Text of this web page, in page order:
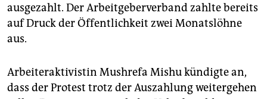
ausgezahlt. Der Arbeitgeberverband zahlte bereits
auf Druck der Öffentlichkeit zwei Monatslöhne
aus.
Arbeiteraktivistin Mushrefa Mishu kündigte an,
dass der Protest trotz der Auszahlung weitergehen